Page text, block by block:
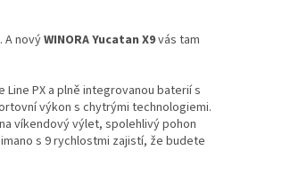
A novýWINORA Yucatan X9vás tam
PX a plně integrovanou baterií s
výkon s chytrými technologiemi.
víkendový výlet, spolehlivý pohon
s 9 rychlostmi zajistí, že budete